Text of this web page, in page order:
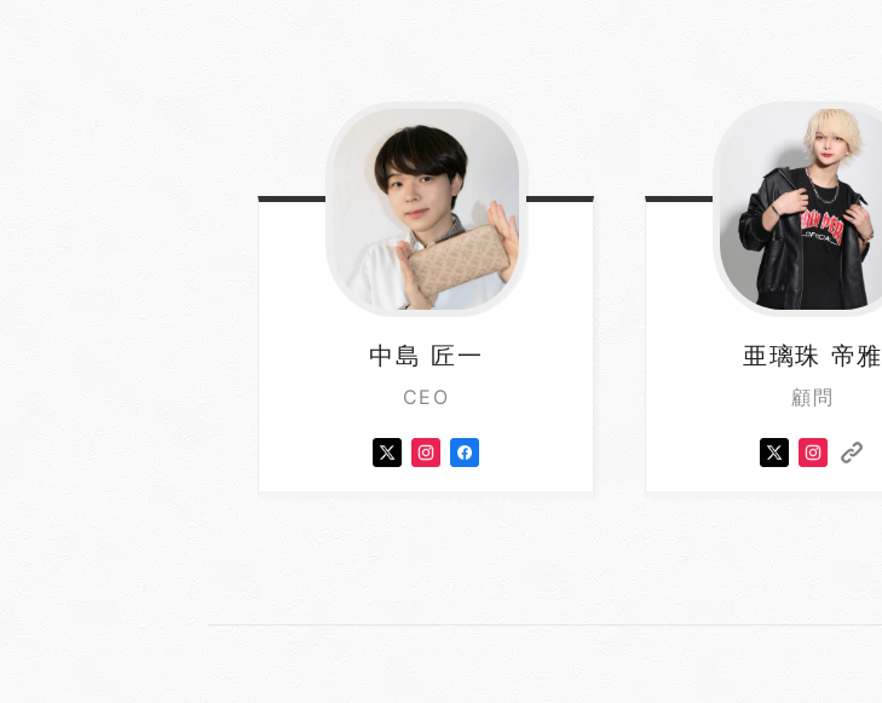
中島 匠一
CEO
亜璃珠 帝雅
顧問